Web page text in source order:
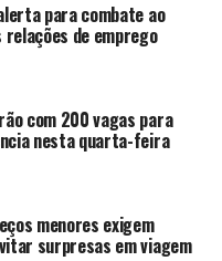
para combate ao
de emprego
com 200 vagas para
nesta quarta-feira
menores exigem
surpresas em viagem